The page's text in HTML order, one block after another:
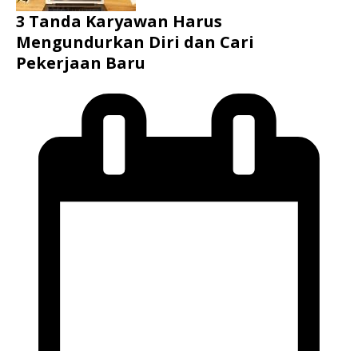
3 Tanda Karyawan Harus
Mengundurkan Diri dan Cari
Pekerjaan Baru